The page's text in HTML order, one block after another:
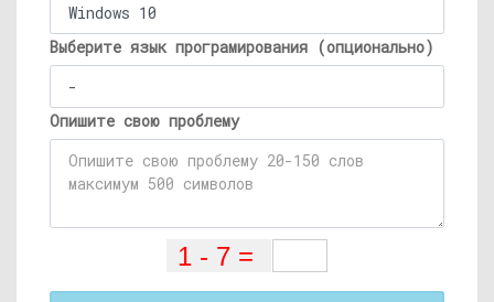
Выберите язык програмирования (опционально)
Опишите свою проблему